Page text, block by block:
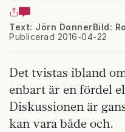
Text: Jörn Donner
Publicerad 2016-04-22
Bild:
Det tvistas ibland
enbart är en fördel
Diskussionen är
kan vara både och.